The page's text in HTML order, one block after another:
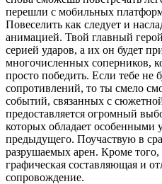
перешли с мобильных
Повеселить как следует и
анимацией. Твой главный
серией ударов, а их он будет
многочисленных соперников,
просто победить. Если тебе не
сопротивлений, то ты смело
событий, связанных с
предоставляется огромный
которых обладает особенными
предыдущего. Поучаствую в
разрушаемых арен. Кроме того,
графическая составляющая и
сопровождение.